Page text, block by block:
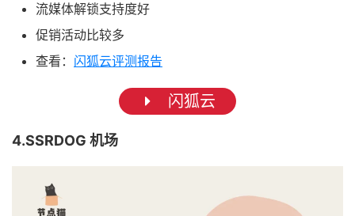
流媒体解锁支持度好
促销活动比较多
查看： 闪狐云评测报告
闪狐云
4.SSRDOG 机场